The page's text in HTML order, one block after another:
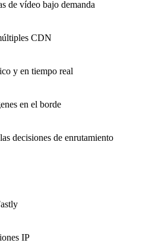
de vídeo bajo demanda
CDN
y en tiempo real
en el borde
decisiones de enrutamiento
IP